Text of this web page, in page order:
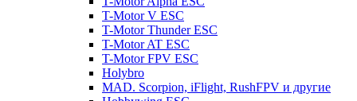
T-Motor V ESC
T-Motor Thunder ESC
T-Motor AT ESC
T-Motor FPV ESC
Holybro
MAD. Scorpion, iFlight, RushFPV и другие